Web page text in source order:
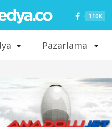
110K
Pazarlama